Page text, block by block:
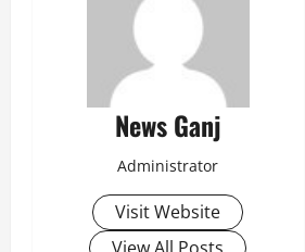
News Ganj
Administrator
Visit Website